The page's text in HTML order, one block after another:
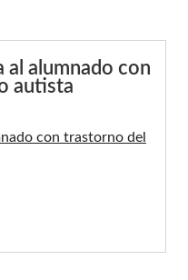
al alumnado con
autista
con trastorno del